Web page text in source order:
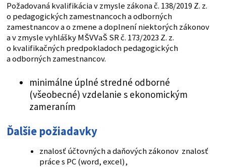
Požadovaná kvalifikácia v zmysle zákona č. 138/2019 Z. z.
o pedagogických zamestnancoch a odborných
zamestnancov a o zmene a doplnení niektorých zákonov
a v zmysle vyhlášky MŠVVaŠ SR č. 173/2023 Z. z.
o kvalifikačných predpokladoch pedagogických
a odborných zamestnancov.
minimálne úplné stredné odborné
(všeobecné) vzdelanie s ekonomickým
zameraním
Ďalšie požiadavky
znalosť účtovných a daňových zákonov znalosť
práce s PC (word, excel),